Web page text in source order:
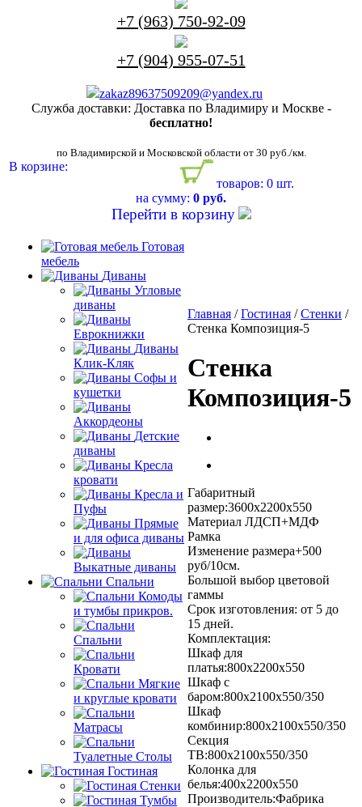
+7 (963) 750-92-09
+7 (904) 955-07-51
zakaz89637509209@yandex.ru
Служба доставки: Доставка по Владимиру и Москве -
бесплатно!
по Владимирской и Московской области от 30 руб./км.
В корзине:
товаров: 0 шт.
на сумму: 0 руб.
Перейти в корзину
Готовая
мебель
Диваны
Угловые
диваны
Еврокнижки
Диваны
Клик-Кляк
Софы и
кушетки
Аккордеоны
Детские
диваны
Кресла
кровати
Кресла и
Пуфы
Прямые
и для офиса диваны
Выкатные диваны
Спальни
Комоды
и тумбы прикров.
Спальни
Кровати
Мягкие
и круглые кровати
Матрасы
Туалетные Столы
Гостиная
Стенки
Тумбы
Главная /Гостиная /Стенки /
Стенка Композиция-5
Стенка
Композиция-5
Габаритный
размер:3600х2200х550
Материал ЛДСП+МДФ
Рамка
Изменение размера+500
руб/10см.
Большой выбор цветовой
гаммы
Срок изготовления: от 5 до
15 дней.
Комплектация:
Шкаф для
платья:800х2200х550
Шкаф с
баром:800х2100х550/350
Шкаф
комбинир:800х2100х550/350
Секция
ТВ:800х2100х550/350
Колонка для
белья:400х2200х550
Производитель:Фабрика